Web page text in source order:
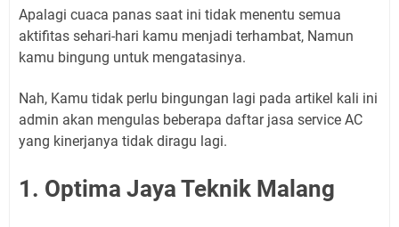
Apalagi cuaca panas saat ini tidak menentu semua
aktifitas sehari-hari kamu menjadi terhambat, Namun
kamu bingung untuk mengatasinya.
Nah, Kamu tidak perlu bingungan lagi pada artikel kali ini
admin akan mengulas beberapa daftar jasa service AC
yang kinerjanya tidak diragu lagi.
1. Optima Jaya Teknik Malang